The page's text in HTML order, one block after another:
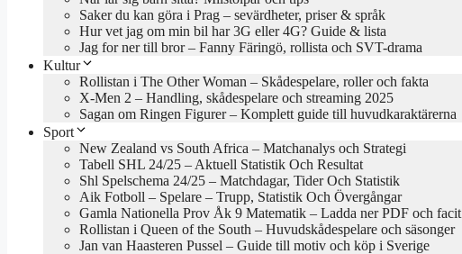
Saker du kan göra i Prag – sevärdheter, priser & språk
Hur vet jag om min bil har 3G eller 4G? Guide & lista
Jag for ner till bror – Fanny Färingö, rollista och SVT-drama
Kultur
Rollistan i The Other Woman – Skådespelare, roller och fakta
X-Men 2 – Handling, skådespelare och streaming 2025
Sagan om Ringen Figurer – Komplett guide till huvudkaraktärerna
Sport
New Zealand vs South Africa – Matchanalys och Strategi
Tabell SHL 24/25 – Aktuell Statistik Och Resultat
Shl Spelschema 24/25 – Matchdagar, Tider Och Statistik
Aik Fotboll – Spelare – Trupp, Statistik Och Övergångar
Gamla Nationella Prov Åk 9 Matematik – Ladda ner PDF och facit
Rollistan i Queen of the South – Huvudskådespelare och säsonger
Jan van Haasteren Pussel – Guide till motiv och köp i Sverige